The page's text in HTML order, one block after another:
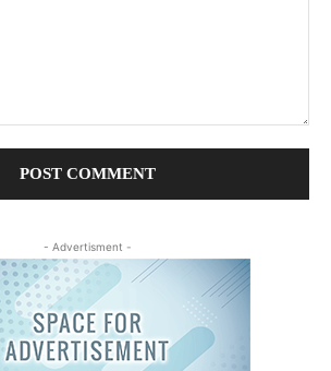
- Advertisment -